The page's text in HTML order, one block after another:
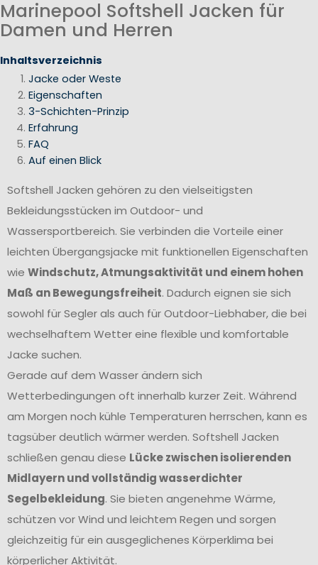
Marinepool Softshell Jacken für
Damen und Herren
Inhaltsverzeichnis
Jacke oder Weste
Eigenschaften
3-Schichten-Prinzip
Erfahrung
FAQ
Auf einen Blick
Softshell Jacken gehören zu den vielseitigsten
Bekleidungsstücken im Outdoor- und
Wassersportbereich. Sie verbinden die Vorteile einer
leichten Übergangsjacke mit funktionellen Eigenschaften
wie Windschutz, Atmungsaktivität und einem hohen
Maß an Bewegungsfreiheit. Dadurch eignen sie sich
sowohl für Segler als auch für Outdoor-Liebhaber, die bei
wechselhaftem Wetter eine flexible und komfortable
Jacke suchen.
Gerade auf dem Wasser ändern sich
Wetterbedingungen oft innerhalb kurzer Zeit. Während
am Morgen noch kühle Temperaturen herrschen, kann es
tagsüber deutlich wärmer werden. Softshell Jacken
schließen genau diese Lücke zwischen isolierenden
Midlayern und vollständig wasserdichter
Segelbekleidung. Sie bieten angenehme Wärme,
schützen vor Wind und leichtem Regen und sorgen
gleichzeitig für ein ausgeglichenes Körperklima bei
körperlicher Aktivität.